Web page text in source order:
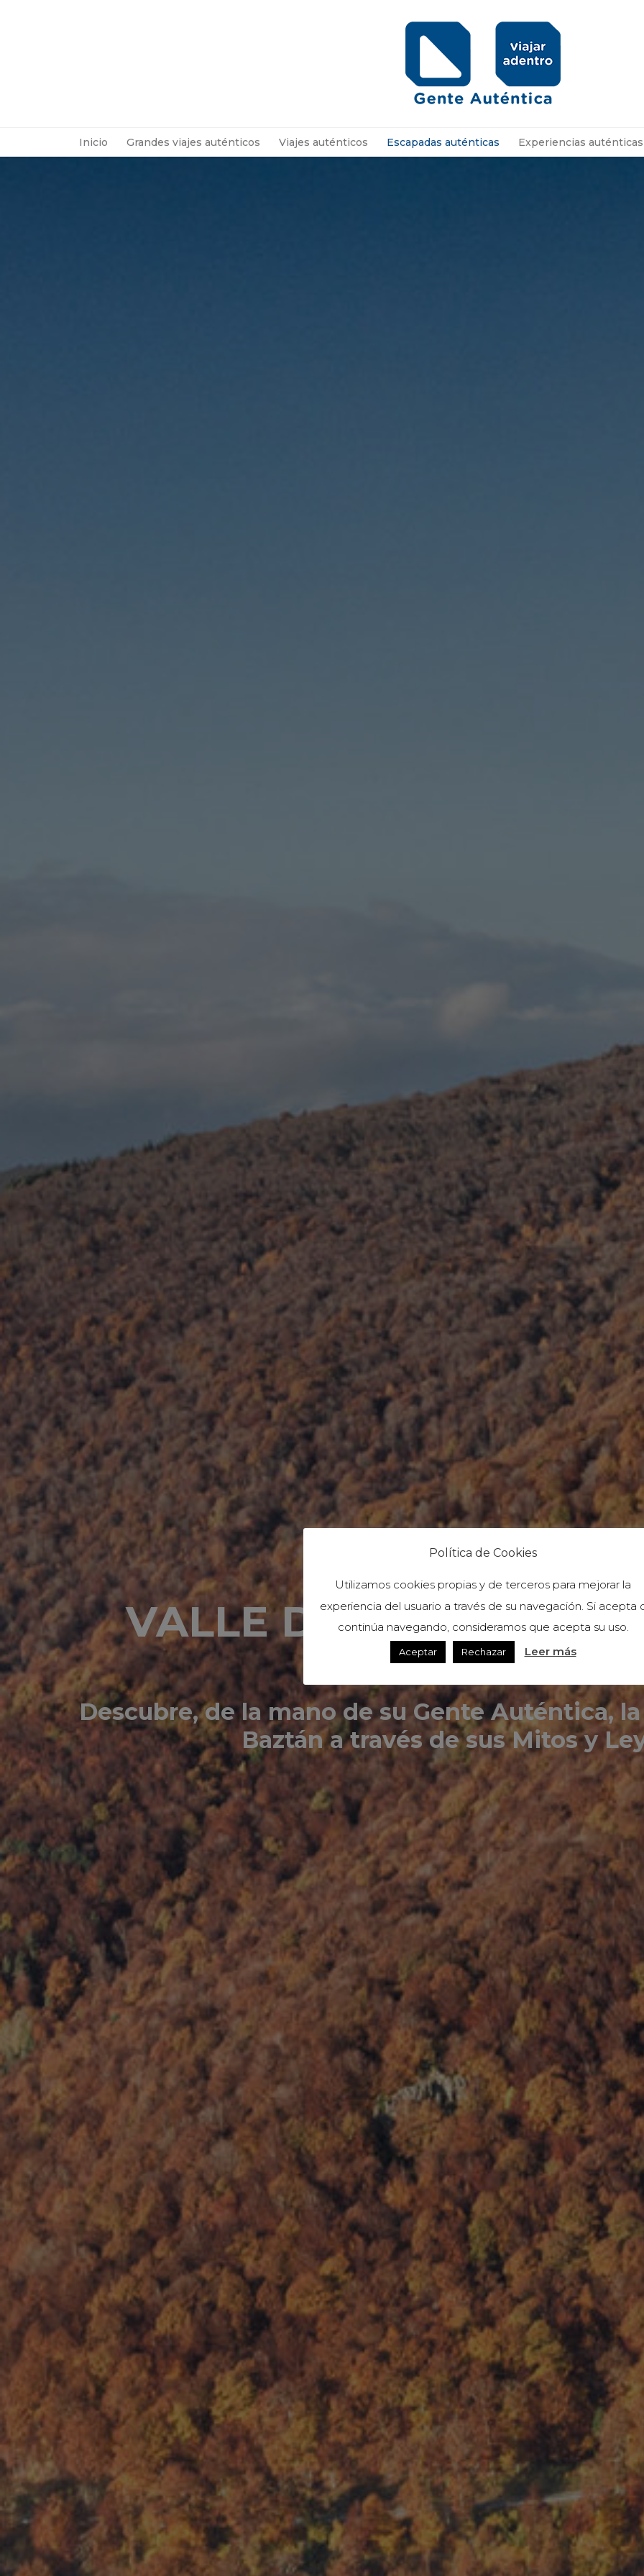
Inicio Grandes viajes auténticos Viajes auténticos Escapadas auténticas Experiencias auténticas
VALLE DEL BAZTÁN
Descubre, de la mano de su Gente Auténtica,
Baztán a través de sus Mitos y
Política de Cookies
Utilizamos cookies propias y de terceros para mejorar la
experiencia del usuario a través de su navegación. Si acepta
continúa navegando, consideramos que acepta su uso.
Aceptar Rechazar Leer más